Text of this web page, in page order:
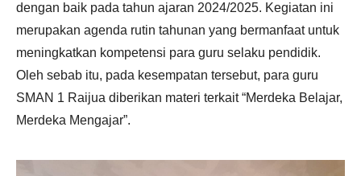
dengan baik pada tahun ajaran 2024/2025. Kegiatan ini
merupakan agenda rutin tahunan yang bermanfaat untuk
meningkatkan kompetensi para guru selaku pendidik.
Oleh sebab itu, pada kesempatan tersebut, para guru
SMAN 1 Raijua diberikan materi terkait “Merdeka Belajar,
Merdeka Mengajar”.